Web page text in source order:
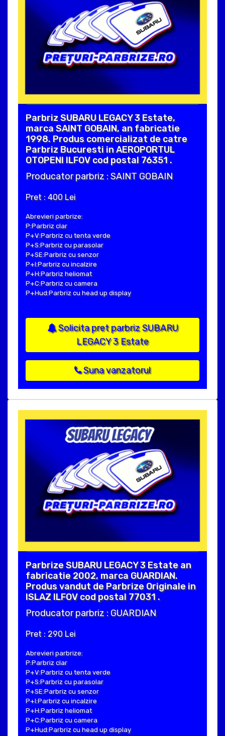
Parbriz SUBARU LEGACY 3 Estate,
marca SAINT GOBAIN, an fabricatie
1998. Produs comercializat de catre
Parbriz Bucuresti in AEROPORTUL
OTOPENI ILFOV cod postal 76351 .
Producator parbriz : SAINT GOBAIN
Pret : 400 Lei
Abrevieri parbrize:
P:Parbriz clar
P+V:Parbriz cu tenta verde
P+S:Parbriz cu parasolar
P+SE:Parbriz cu senzor
P+I:Parbriz cu incalzire
P+H:Parbriz heliomat
P+C:Parbriz cu camera
P+Hud:Parbriz cu head up display
Solicita pret parbriz SUBARU
LEGACY 3 Estate
Suna vanzatorul
Parbrize SUBARU LEGACY 3 Estate an
fabricatie 2002, marca GUARDIAN.
Produs vandut de Parbrize Originale in
ISLAZ ILFOV cod postal 77031 .
Producator parbriz : GUARDIAN
Pret : 290 Lei
Abrevieri parbrize:
P:Parbriz clar
P+V:Parbriz cu tenta verde
P+S:Parbriz cu parasolar
P+SE:Parbriz cu senzor
P+I:Parbriz cu incalzire
P+H:Parbriz heliomat
P+C:Parbriz cu camera
P+Hud:Parbriz cu head up display